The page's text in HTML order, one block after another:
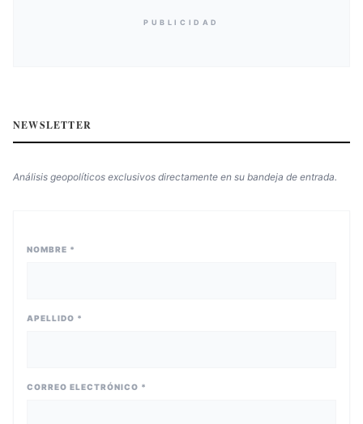
PUBLICIDAD
NEWSLETTER
Análisis geopolíticos exclusivos directamente en su bandeja de entrada.
NOMBRE *
APELLIDO *
CORREO ELECTRÓNICO *